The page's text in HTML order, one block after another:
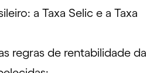
a Taxa Selic e a Taxa
regras de rentabilidade da